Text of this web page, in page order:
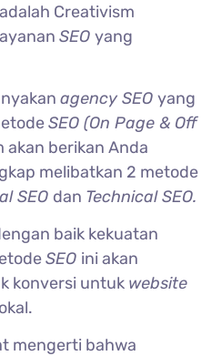
Creativism
SEOyang
agency SEOyang
SEO (On Page & Off
akan berikan Anda
melibatkan 2 metode
SEO dan Technical SEO.
baik kekuatan
SEO ini akan
konversi untuk website
mengerti bahwa